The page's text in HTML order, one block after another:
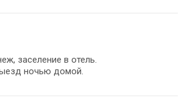
заселение в отель.
ночью домой.